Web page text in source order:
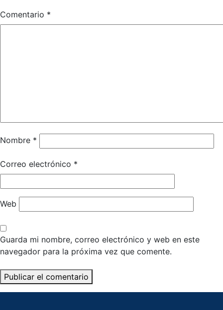
Comentario *
Nombre *
Correo electrónico *
Web
Guarda mi nombre, correo electrónico y web en este
navegador para la próxima vez que comente.